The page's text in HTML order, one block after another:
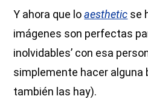
Y ahora que loaesthetic se
imágenes son perfectas
inolvidables’ con esa
simplemente hacer alguna
también las hay).